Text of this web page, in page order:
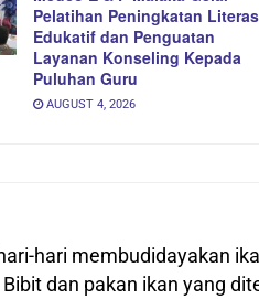
Pelatihan Peningkatan
Edukatif dan Penguatan
Layanan Konseling Kepada
Puluhan Guru
AUGUST 4, 2026
hari membudidayakan
dan pakan ikan yang